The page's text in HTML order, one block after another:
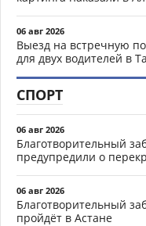
06 авг 2026
Выезд на встречную
для двух водителей в
СПОРТ
06 авг 2026
Благотворительный
предупредили о
06 авг 2026
Благотворительный
пройдёт в Астане